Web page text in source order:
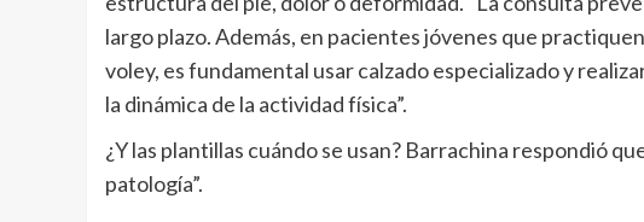
largo plazo. Además, en pacientes jóvenes que
voley, es fundamental usar calzado especializado y
la dinámica de la actividad física”.
¿Y las plantillas cuándo se usan? Barrachina respondió
patología”.